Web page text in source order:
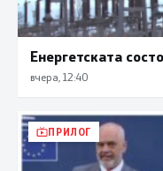
Енергетската
вчера, 12:40
ПРИЛОГ